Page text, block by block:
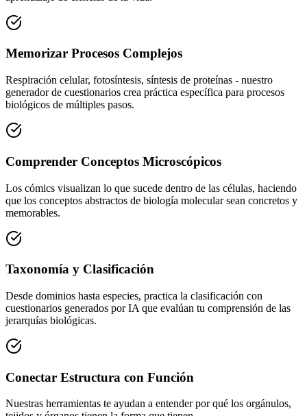
Memorizar Procesos Complejos
Respiración celular, fotosíntesis, síntesis de proteínas - nuestro
generador de cuestionarios crea práctica específica para procesos
biológicos de múltiples pasos.
Comprender Conceptos Microscópicos
Los cómics visualizan lo que sucede dentro de las células, haciendo
que los conceptos abstractos de biología molecular sean concretos y
memorables.
Taxonomía y Clasificación
Desde dominios hasta especies, practica la clasificación con
cuestionarios generados por IA que evalúan tu comprensión de las
jerarquías biológicas.
Conectar Estructura con Función
Nuestras herramientas te ayudan a entender por qué los orgánulos,